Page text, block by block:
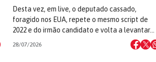
Desta vez, em live, o deputado cassado,
foragido nos EUA, repete o mesmo script de
2022 e do irmão candidato e volta a levantar…
28/07/2026